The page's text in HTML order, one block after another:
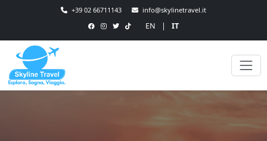
+39 02 66711143 info@skylinetravel.it
EN | IT